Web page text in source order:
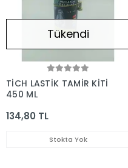
Tükendi
TİCH LASTİK TAMİR KİTİ
450 ML
134,80 TL
Stokta Yok